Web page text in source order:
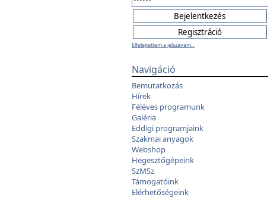
Elfelejtettem a jelszavam...
Navigáció
Bemutatkozás
Hírek
Féléves programunk
Galéria
Eddigi programjaink
Szakmai anyagok
Webshop
Hegesztőgépeink
SzMSz
Támogatóink
Elérhetőségeink